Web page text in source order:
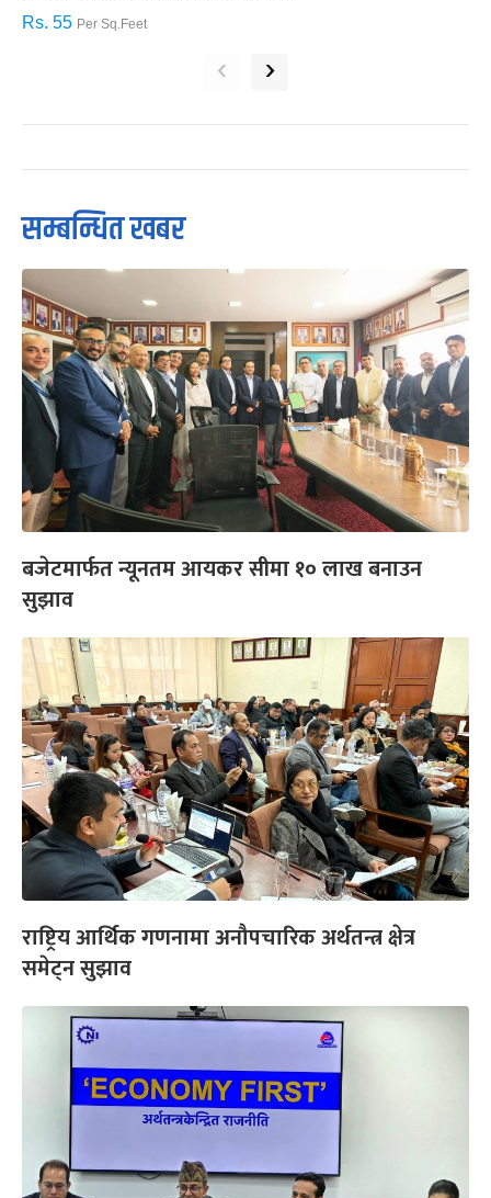
Rs. 55 Per Sq.Feet
‹ ›
सम्बन्धित खबर
बजेटमार्फत न्यूनतम आयकर सीमा १० लाख बनाउन
सुझाव
राष्ट्रिय आर्थिक गणनामा अनौपचारिक अर्थतन्त्र क्षेत्र
समेट्न सुझाव